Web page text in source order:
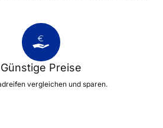
Günstige Preise
vergleichen und sparen.